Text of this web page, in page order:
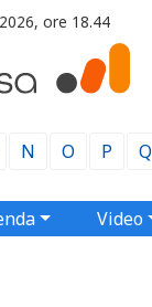
ore 18.44
N O P Q
Video